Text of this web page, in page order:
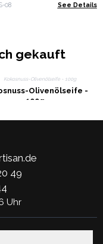
08 See Details
gekauft
Olivenölseife -
100g
49
Uhr